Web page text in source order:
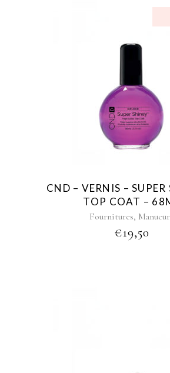
CND – VERNIS – SUPER
TOP COAT –
Fournitures,
€19,50